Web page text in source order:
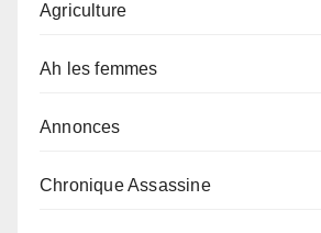
Agriculture
Ah les femmes
Annonces
Chronique Assassine